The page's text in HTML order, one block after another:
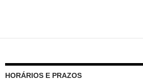
HORÁRIOS E PRAZOS